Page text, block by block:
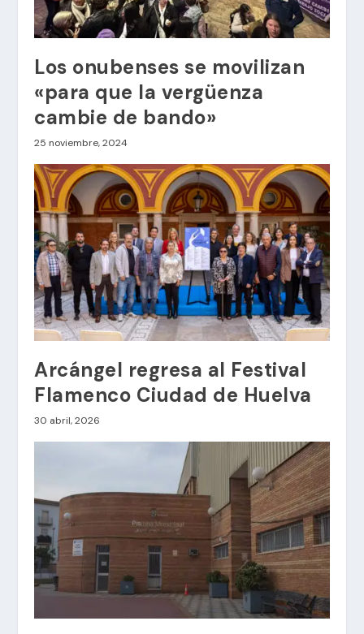
Los onubenses se movilizan
«para que la vergüenza
cambie de bando»
25 noviembre, 2024
Arcángel regresa al Festival
Flamenco Ciudad de Huelva
30 abril, 2026